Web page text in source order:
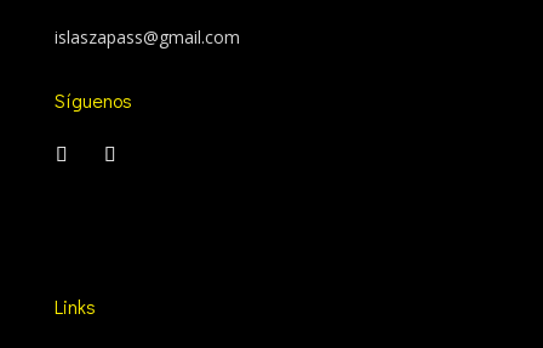
islaszapass@gmail.com
Síguenos
Links